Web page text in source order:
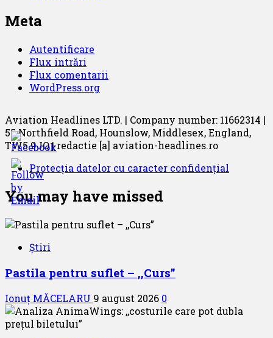
Meta
Autentificare
Flux intrări
Flux comentarii
WordPress.org
Aviation Headlines LTD. | Company number: 11662314 |
55 Northfield Road, Hounslow, Middlesex, England,
TW5 9JQ | redactie [a] aviation-headlines.ro
Protecția datelor cu caracter confidențial
You may have missed
Știri
Pastila pentru suflet – ,,Curs”
Ionuț MĂCELARU 9 august 2026 0